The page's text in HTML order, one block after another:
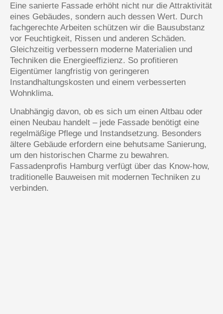
Eine sanierte Fassade erhöht nicht nur die Attraktivität
eines Gebäudes, sondern auch dessen Wert. Durch
fachgerechte Arbeiten schützen wir die Bausubstanz
vor Feuchtigkeit, Rissen und anderen Schäden.
Gleichzeitig verbessern moderne Materialien und
Techniken die Energieeffizienz. So profitieren
Eigentümer langfristig von geringeren
Instandhaltungskosten und einem verbesserten
Wohnklima.
Unabhängig davon, ob es sich um einen Altbau oder
einen Neubau handelt – jede Fassade benötigt eine
regelmäßige Pflege und Instandsetzung. Besonders
ältere Gebäude erfordern eine behutsame Sanierung,
um den historischen Charme zu bewahren.
Fassadenprofis Hamburg verfügt über das Know-how,
traditionelle Bauweisen mit modernen Techniken zu
verbinden.